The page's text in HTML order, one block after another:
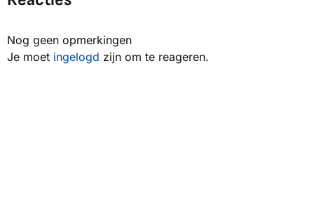
Nog geen opmerkingen
Je moet ingelogd zijn om te reageren.